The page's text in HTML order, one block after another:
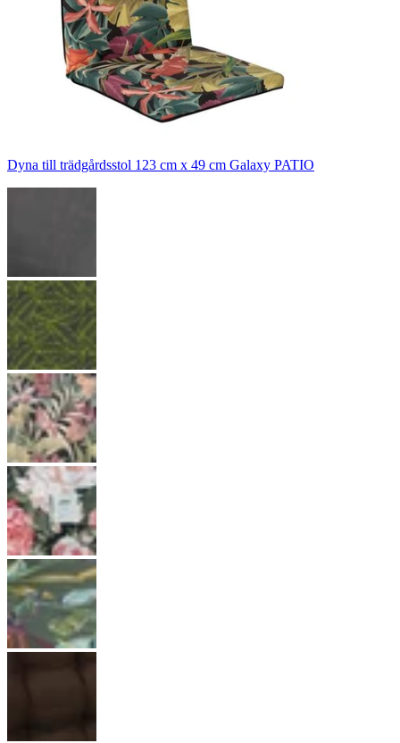
Dyna till trädgårdsstol 123 cm x 49 cm Galaxy PATIO